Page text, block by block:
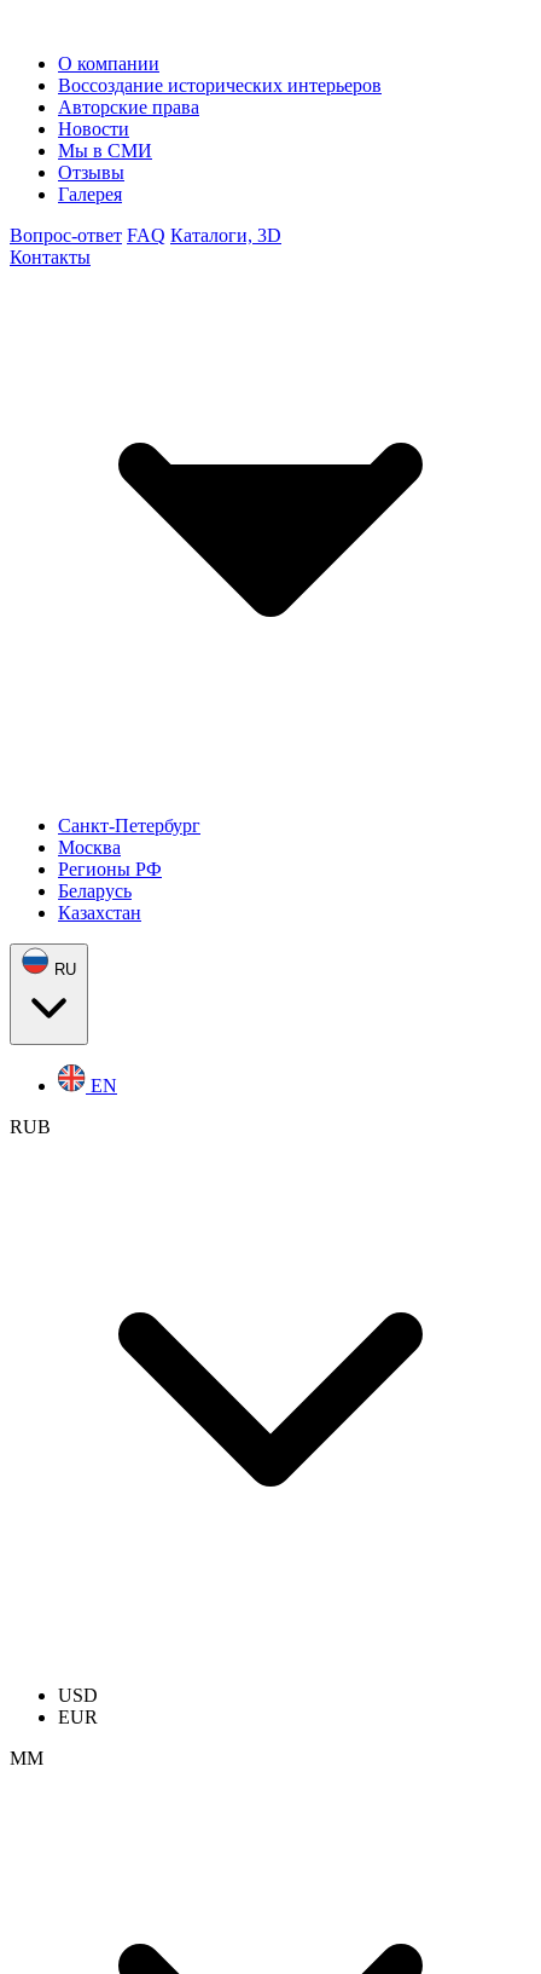
О компании
Воссоздание исторических интерьеров
Авторские права
Новости
Мы в СМИ
Отзывы
Галерея
Вопрос-ответ FAQ Каталоги, 3D
Контакты
Санкт-Петербург
Москва
Регионы РФ
Беларусь
Казахстан
RU
EN
RUB
USD
EUR
ММ